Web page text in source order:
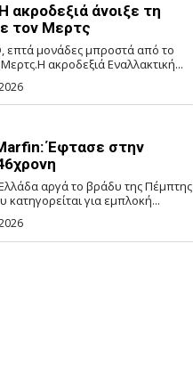
ακροδεξιά άνοιξε τη
τον Μερτς
επτά μονάδες μπροστά από το
ακροδεξιά Εναλλακτική...
Έφτασε στην
αργά το βράδυ της Πέμπτης
κατηγορείται για εμπλοκή...